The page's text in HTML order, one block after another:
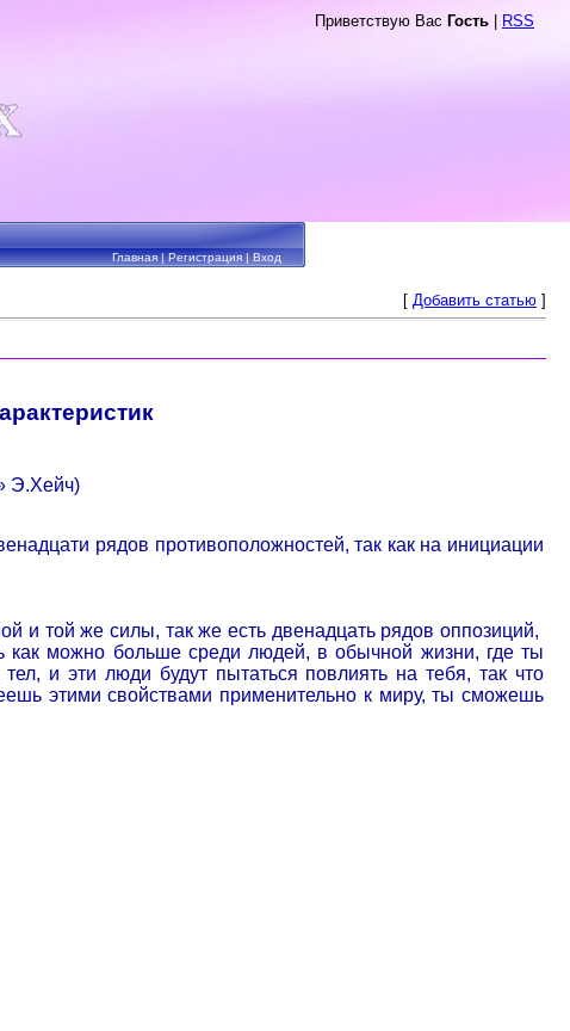
Приветствую Вас Гость RSS
Главная|Регистрация|Вход
[ Добавить статью ]
Э.Хейч)
рядов противоположностей, так как на инициации
и той же силы, так же есть двенадцать рядов оппозиций,
как можно больше среди людей, в обычной жизни, где ты
и эти люди будут пытаться повлиять на тебя, так что
этими свойствами применительно к миру, ты сможешь